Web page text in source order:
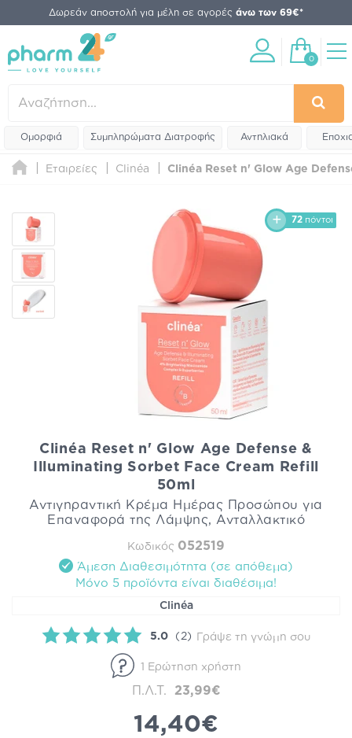
Δωρεάν αποστολή για μέλη σε αγορές άνω των 69€*
0
Ομορφιά Συμπληρώματα Διατροφής Αντηλιακά
Εταιρείες Clinéa Clinéa Reset n' Glow Age
72 πόντοι
Clinéa Reset n' Glow Age Defense &
Illuminating Sorbet Face Cream Refill
50ml
Αντιγηραντική Κρέμα Ημέρας Προσώπου για
Επαναφορά της Λάμψης, Ανταλλακτικό
Κωδικός 052519
Άμεση Διαθεσιμότητα (σε απόθεμα)
Mόνο 5 προϊόντα είναι διαθέσιμα!
Clinéa
5.0 (2) Γράψε τη γνώμη σου
1 Ερώτηση χρήστη
Π.Λ.Τ. 23,99€
14,40€